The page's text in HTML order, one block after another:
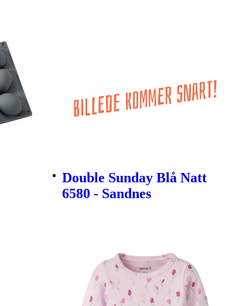
Double Sunday Blå Natt
6580 - Sandnes